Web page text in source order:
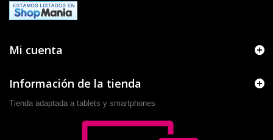
Mi cuenta
Información de la tienda
Tienda adaptada a tablets y smartphones